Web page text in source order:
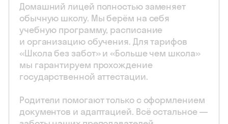
Домашний лицей полностью заменяет
обычную школу. Мы берём на себя
учебную программу, расписание
и организацию обучения. Для тарифов
«Школа без забот» и «Больше чем школа»
мы гарантируем прохождение
государственной аттестации.
Родители помогают только с оформлением
документов и адаптацией. Всё остальное —